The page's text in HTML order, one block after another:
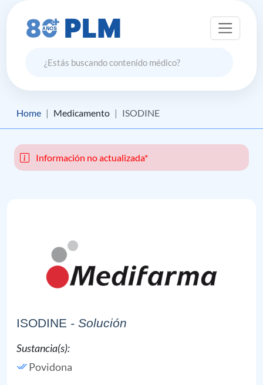
Home Medicamento ISODINE
Información no actualizada*
ISODINE - Solución
Sustancia(s):
Povidona